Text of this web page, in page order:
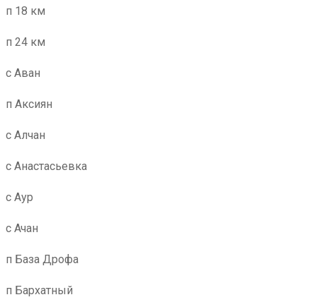
п 18 км
п 24 км
с Аван
п Аксиян
с Алчан
с Анастасьевка
с Аур
с Ачан
п База Дрофа
п Бархатный